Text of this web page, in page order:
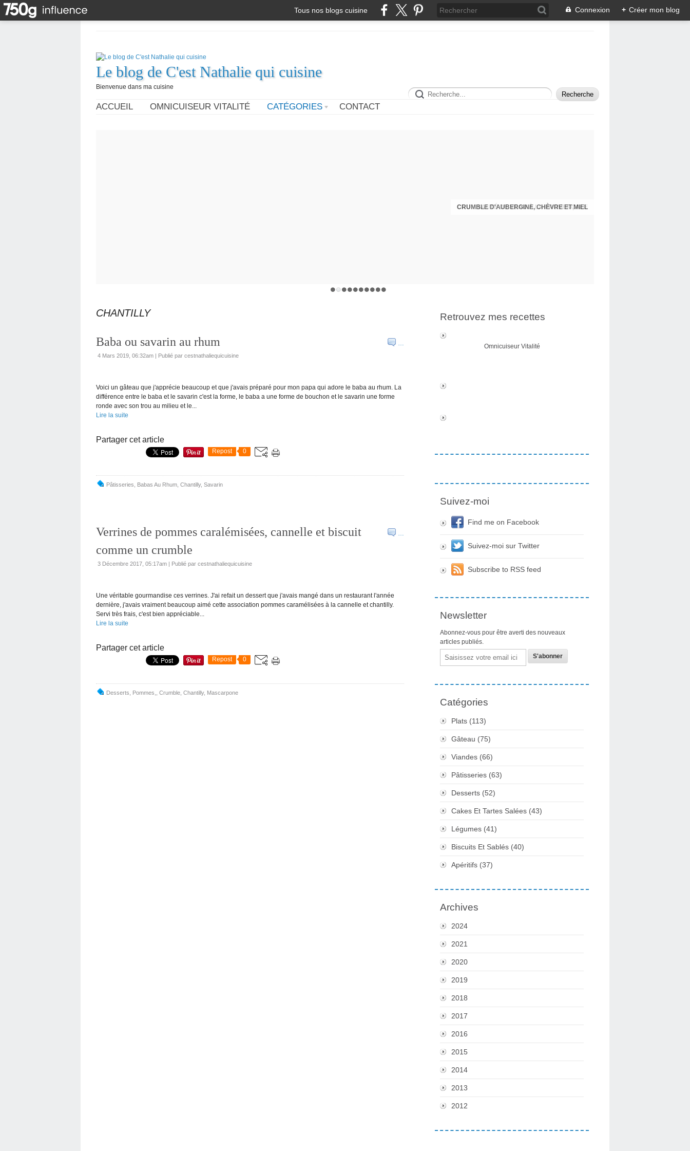
Tous nos blogs cuisine Connexion + Créer mon blog
Le blog de C'est Nathalie qui cuisine
Bienvenue dans ma cuisine
ACCUEIL OMNICUISEUR VITALITÉ CATÉGORIES CONTACT
CRUMBLE D'AUBERGINE, CHÈVRE ET MIEL
SAUTÉ DE VEAU À LA PROVENÇALE
CHANTILLY
…
Baba ou savarin au rhum
4 Mars 2019, 06:32am | Publié par cestnathaliequicuisine
Voici un gâteau que j'apprécie beaucoup et que j'avais préparé pour mon papa qui adore le baba au rhum. La
différence entre le baba et le savarin c'est la forme, le baba a une forme de bouchon et le savarin une forme
ronde avec son trou au milieu et le...
Lire la suite
Partager cet article
Repost 0
Pâtisseries Babas Au Rhum Chantilly, Savarin
…
Verrines de pommes caralémisées, cannelle et biscuit
comme un crumble
3 Décembre 2017, 05:17am | Publié par cestnathaliequicuisine
Une véritable gourmandise ces verrines. J'ai refait un dessert que j'avais mangé dans un restaurant l'année
dernière, j'avais vraiment beaucoup aimé cette association pommes caramélisées à la cannelle et chantilly.
Servi très frais, c'est bien appréciable...
Lire la suite
Partager cet article
Repost 0
Desserts Pommes, Crumble Chantilly, Mascarpone
Retrouvez mes recettes
Omnicuiseur Vitalité
Suivez-moi
Find me on Facebook
Suivez-moi sur Twitter
Subscribe to RSS feed
Newsletter
Abonnez-vous pour être averti des nouveaux
articles publiés.
Email
Catégories
Plats (113)
Gâteau (75)
Viandes (66)
Pâtisseries (63)
Desserts (52)
Cakes Et Tartes Salées (43)
Légumes (41)
Biscuits Et Sablés (40)
Apéritifs (37)
Archives
2024
2021
2020
2019
2018
2017
2016
2015
2014
2013
2012